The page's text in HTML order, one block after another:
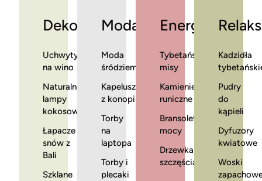
Dekoracje
Uchwyty
na wino
Naturalne
lampy
kokosowe
Łapacze
snów z
Bali
Szklane
Moda
Moda
śródziemnomorska
Kapelusze
z konopi
Torby
na
laptopa
Torby i
plecaki
Energia
Tybetańskie
misy
Kamienie
runiczne
Bransoletki
mocy
Drzewka
szczęścia
Relaks
Kadzidła
Pudry
do
kąpieli
Dyfuzory
kwiatowe
Woski